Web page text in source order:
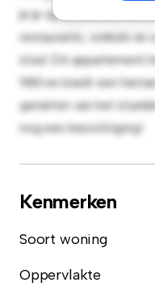
je je op slechts een
restaurants, winkels en
stad. Dit appartement
980 en biedt een
genieten van het
nog een bezichtiging!
Kenmerken
Soort woning
Oppervlakte